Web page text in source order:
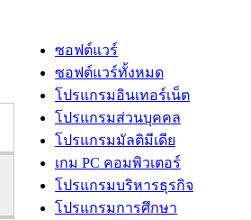
ซอฟต์แวร์
ซอฟต์แวร์ทั้งหมด
โปรแกรมอินเทอร์เน็ต
โปรแกรมส่วนบุคคล
โปรแกรมมัลติมีเดีย
เกม PC คอมพิวเตอร์
โปรแกรมบริหารธุรกิจ
โปรแกรมการศึกษา